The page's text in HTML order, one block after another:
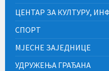
ЦЕНТАР ЗА КУЛТУРУ,
СПОРТ
МЈЕСНЕ ЗАЈЕДНИЦЕ
УДРУЖЕЊА ГРАЂАНА